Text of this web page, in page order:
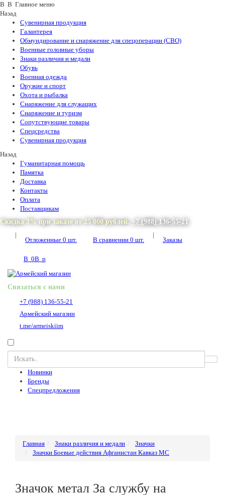
В В Главное меню
Назад
Сувенирная продукция
Галантерея
Обмундирование и снаряжение для спецоперации (СВО)
Военные головные уборы
Знаки различия и медали
Обувь
Военная одежда
Оружие и спорт
Охота и рыбалка
Снаряжение для служащих
Снаряжение и туризм
Сопутствующие товары
Спецсредства
Сувенирная продукция
Назад
Гуманитарная помощь
Памятка
Доставка
Контакты
Оплата
Поставщикам
Скидка 3% при заказе от 25 000 рублей. +7 (988) 136-55-21
|
Отложенные 0 шт. В сравнении 0 шт.
|
Заказы
В 0В p
Связаться с нами
+7 (988) 136-55-21
Армейский магазин
t.me/armeiskiim
Новинки
Бренды
Спецпредложения
Главная Знаки различия и медали
Значки
Значки Боевые действия Афганистан Кавказ МС
Значок метал За службу на